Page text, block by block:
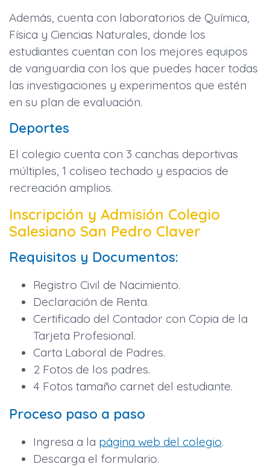
Además, cuenta con laboratorios de Química,
Física y Ciencias Naturales, donde los
estudiantes cuentan con los mejores equipos
de vanguardia con los que puedes hacer todas
las investigaciones y experimentos que estén
en su plan de evaluación.
Deportes
El colegio cuenta con 3 canchas deportivas
múltiples, 1 coliseo techado y espacios de
recreación amplios.
Inscripción y Admisión Colegio
Salesiano San Pedro Claver
Requisitos y Documentos:
Registro Civil de Nacimiento.
Declaración de Renta.
Certificado del Contador con Copia de la
Tarjeta Profesional.
Carta Laboral de Padres.
2 Fotos de los padres.
4 Fotos tamaño carnet del estudiante.
Proceso paso a paso
Ingresa a la página web del colegio.
Descarga el formulario.